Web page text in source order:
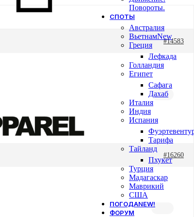
Повороты.
СПОТЫ
Австралия
ВьетнамNew
Греция
Лефкада
Голландия
Египет
Сафага
Дахаб
Италия
Индия
Испания
Тарифа
Тайланд
Пхукет
Турция
Мадагаскар
Маврикий
США
ПОГОДАNEW!
ФОРУМ
#14583
#16260